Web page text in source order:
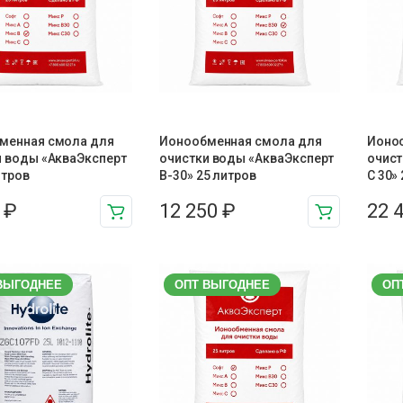
смола для
воды «АкваЭксперт
₽
Ионообменная смола для
очистки воды «АкваЭксперт
В-30» 25 литров
12 250 ₽
С 30»
22
ОПТ ВЫГОДНЕЕ